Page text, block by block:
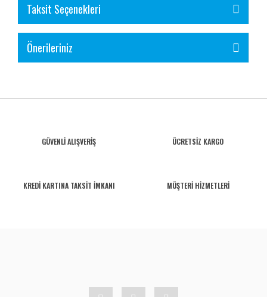
Taksit Seçenekleri
Önerileriniz
GÜVENLİ ALIŞVERİŞ ÜCRETSİZ KARGO
KREDİ KARTINA TAKSİT İMKANI MÜŞTERİ HİZMETLERİ